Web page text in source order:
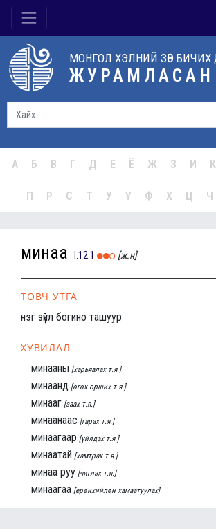
МОНГОЛ ХЭЛНИЙ ЗӨВ
ЖУРАМЛАСАН
А Б В Г Д Е Ё Ж З И К
П Р С Т У Ү Ф Х Ц Ч
минаа I.12.1 [ж.н]
ТОВЧ УТГА
нэг зүйл богино ташуур
ХУВИЛАЛ
минааны [харьяалах т.я.]
минаанд [өгөх орших т.я.]
минааг [заах т.я.]
минаанаас [гарах т.я.]
минаагаар [үйлдэх т.я.]
минаатай [хамтрах т.я.]
минаа руу [чиглэх т.я.]
минаагаа [ерөнхийлөн хамаатуулах]